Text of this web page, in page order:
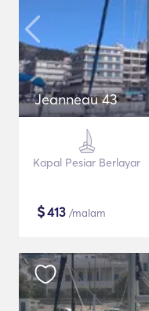
Jeanneau 43
Kapal Pesiar Berlayar
$413 /malam